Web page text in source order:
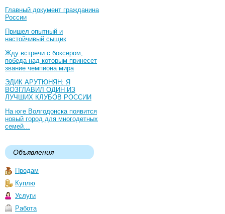
Главный документ гражданина
России
Пришел опытный и
настойчивый сыщик
Жду встречи с боксером,
победа над которым принесет
звание чемпиона мира
ЭДИК АРУТЮНЯН: Я
ВОЗГЛАВИЛ ОДИН ИЗ
ЛУЧШИХ КЛУБОВ РОССИИ
На юге Волгодонска появится
новый город для многодетных
семей…
Объявления
Продам
Куплю
Услуги
Работа